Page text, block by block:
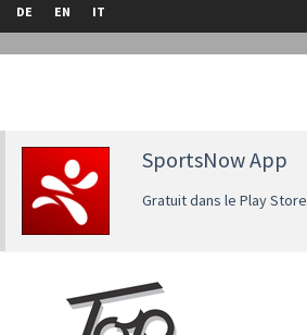
DE EN IT
SportsNow App
Gratuit dans le Play Store